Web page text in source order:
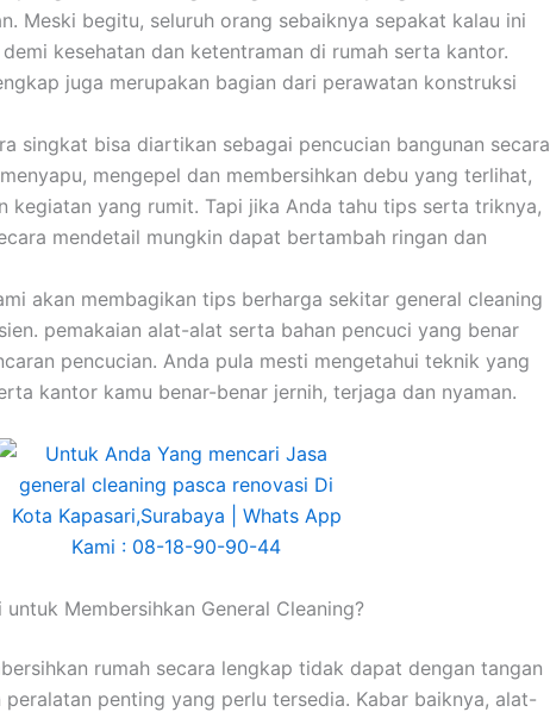
Meski begitu, seluruh orang sebaiknya sepakat kalau ini
kesehatan dan ketentraman di rumah serta kantor.
juga merupakan bagian dari perawatan konstruksi
singkat bisa diartikan sebagai pencucian bangunan secara
mengepel dan membersihkan debu yang terlihat,
kegiatan yang rumit. Tapi jika Anda tahu tips serta triknya,
mendetail mungkin dapat bertambah ringan dan
akan membagikan tips berharga sekitar general cleaning
pemakaian alat-alat serta bahan pencuci yang benar
pencucian. Anda pula mesti mengetahui teknik yang
kantor kamu benar-benar jernih, terjaga dan nyaman.
Membersihkan General Cleaning?
rumah secara lengkap tidak dapat dengan tangan
peralatan penting yang perlu tersedia. Kabar baiknya, alat-